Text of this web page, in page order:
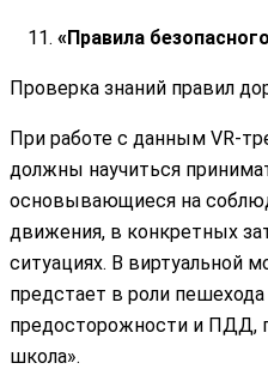
«Правила
Проверка знаний правил
При работе с данным VR-
должны научиться
основывающиеся на
движения, в конкретных
ситуациях. В виртуальной
предстает в роли
предосторожности и ПДД,
школа».